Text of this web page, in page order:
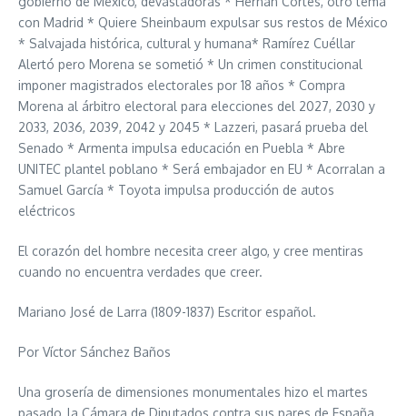
con Madrid * Quiere Sheinbaum expulsar sus restos de México
* Salvajada histórica, cultural y humana* Ramírez Cuéllar
Alertó pero Morena se sometió * Un crimen constitucional
imponer magistrados electorales por 18 años * Compra
Morena al árbitro electoral para elecciones del 2027, 2030 y
2033, 2036, 2039, 2042 y 2045 * Lazzeri, pasará prueba del
Senado * Armenta impulsa educación en Puebla * Abre
UNITEC plantel poblano * Será embajador en EU * Acorralan a
Samuel García * Toyota impulsa producción de autos
eléctricos
El corazón del hombre necesita creer algo, y cree mentiras
cuando no encuentra verdades que creer.
Mariano José de Larra (1809-1837) Escritor español.
Por Víctor Sánchez Baños
Una grosería de dimensiones monumentales hizo el martes
pasado, la Cámara de Diputados contra sus pares de España.